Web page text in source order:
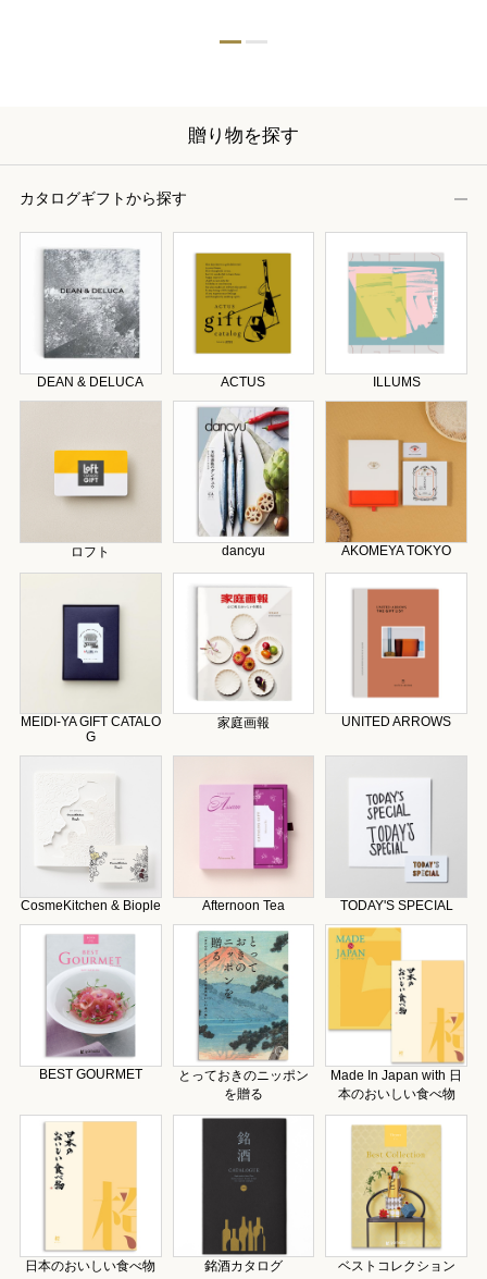
贈り物を探す
カタログギフトから探す
DEAN & DELUCA ACTUS ILLUMS
ロフト dancyu AKOMEYA TOKYO
MEIDI-YA GIFT CATALO
G
家庭画報 UNITED ARROWS
CosmeKitchen & Biople Afternoon Tea TODAY'S SPECIAL
BEST GOURMET
とっておきのニッポン
を贈る
Made In Japan with 日
本のおいしい食べ物
日本のおいしい食べ物 銘酒カタログ ベストコレクション